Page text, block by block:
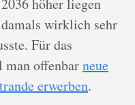
höher liegen
wirklich sehr
Für das
offenbarneue
erwerben.